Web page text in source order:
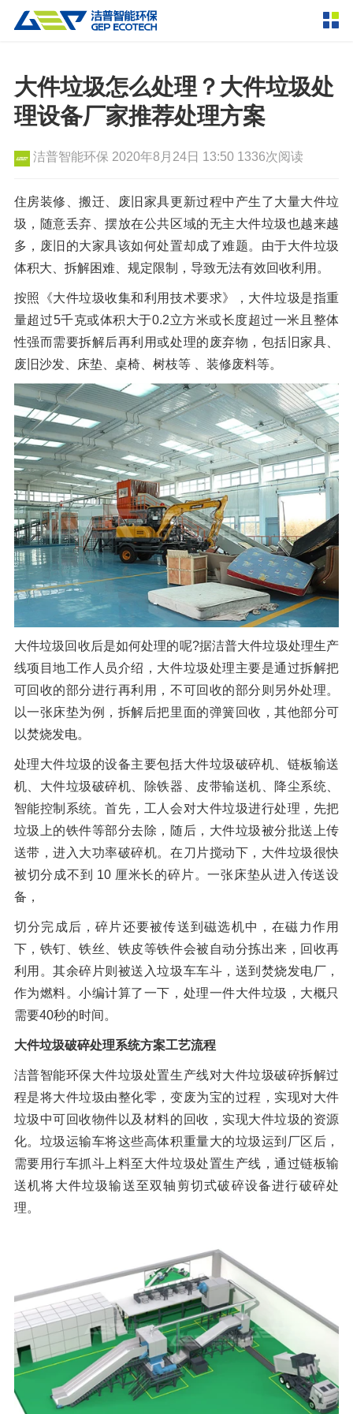
双轴撕碎机 单轴撕碎机
液压粗碎机
垃圾破袋机 移动式撕碎站
粉碎设备
环锤式粉碎机 鼓式粉碎机
轮胎钢丝分离机 通用型粉碎机
破碎设备
反击式破碎机 颚式破碎机
圆锥破碎机 立轴冲击式破碎机
重型锤式破碎机 移动式破碎站
挤压成型设备
RDF成型机 生物质颗粒机
液压打包机
成套机组
封闭式破碎系统 废轮胎热解系统
橡胶破胶机组
分选分离设备
风选机 滚筒筛
磁选机 涡电流分选机
脉冲除尘器 轮胎抽丝机
解决方案
服务支持
新闻资讯
走进洁普
联系我们
大件垃圾怎么处理？大件垃圾处
理设备厂家推荐处理方案
洁普智能环保 2020年8月24日 13:50 1336次阅读
住房装修、搬迁、废旧家具更新过程中产生了大量大件垃
圾，随意丢弃、摆放在公共区域的无主大件垃圾也越来越
多，废旧的大家具该如何处置却成了难题。由于大件垃圾
体积大、拆解困难、规定限制，导致无法有效回收利用。
按照《大件垃圾收集和利用技术要求》，大件垃圾是指重
量超过5千克或体积大于0.2立方米或长度超过一米且整体
性强而需要拆解后再利用或处理的废弃物，包括旧家具、
废旧沙发、床垫、桌椅、树枝等 、装修废料等。
大件垃圾回收后是如何处理的呢?据洁普大件垃圾处理生产
线项目地工作人员介绍，大件垃圾处理主要是通过拆解把
可回收的部分进行再利用，不可回收的部分则另外处理。
以一张床垫为例，拆解后把里面的弹簧回收，其他部分可
以焚烧发电。
处理大件垃圾的设备主要包括大件垃圾破碎机、链板输送
机、大件垃圾破碎机、除铁器、皮带输送机、降尘系统、
智能控制系统。首先，工人会对大件垃圾进行处理，先把
垃圾上的铁件等部分去除，随后，大件垃圾被分批送上传
送带，进入大功率破碎机。在刀片搅动下，大件垃圾很快
被切分成不到 10 厘米长的碎片。一张床垫从进入传送设
备，
切分完成后，碎片还要被传送到磁选机中，在磁力作用
下，铁钉、铁丝、铁皮等铁件会被自动分拣出来，回收再
利用。其余碎片则被送入垃圾车车斗，送到焚烧发电厂，
作为燃料。小编计算了一下，处理一件大件垃圾，大概只
需要40秒的时间。
大件垃圾破碎处理系统方案工艺流程
洁普智能环保大件垃圾处置生产线对大件垃圾破碎拆解过
程是将大件垃圾由整化零，变废为宝的过程，实现对大件
垃圾中可回收物件以及材料的回收，实现大件垃圾的资源
化。垃圾运输车将这些高体积重量大的垃圾运到厂区后，
需要用行车抓斗上料至大件垃圾处置生产线，通过链板输
送机将大件垃圾输送至双轴剪切式破碎设备进行破碎处
理。